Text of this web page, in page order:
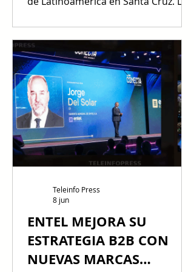
distribuidor tecnológico DMC SA
inauguró, en Santa Cruz de la Sierra,
la primera estación eléctrica
vehicular integral de Latinoamérica
equipada al 100% con tecnología
Huawei Digital Power. El proyecto
introduce un ecosistema de carga
ultrarrápida de 240 kW asistido por
generación fotovoltaica y
almacenamiento inteligente,
ENTEL MEJORA SU
ESTRATEGIA B2B CON
NUEVAS MARCAS
Teleinfo Press
8 jun